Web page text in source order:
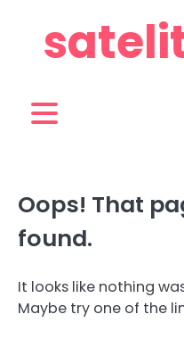
content
Oops! That
found.
It looks like nothing
Maybe try one of the